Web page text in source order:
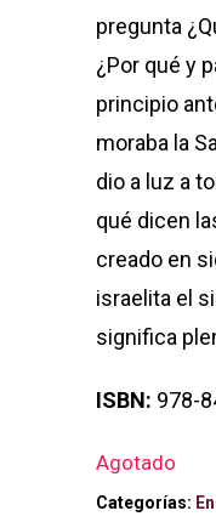
pregunta
¿Por qué y
principio
moraba la
dio a luz a
qué dicen
creado en
israelita el
significa
ISBN: 978-
Agotado
Categorías: